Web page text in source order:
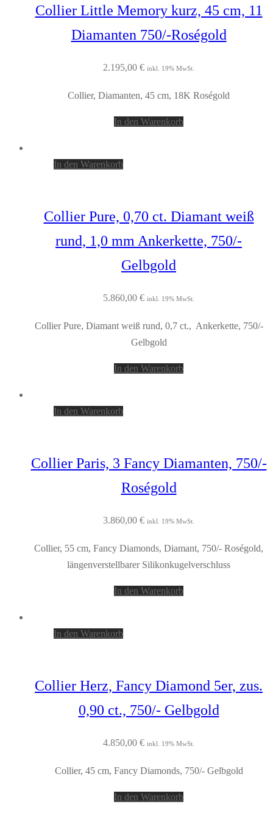
Collier Little Memory kurz, 45 cm, 11
Diamanten 750/-Roségold
2.195,00 € inkl. 19% MwSt.
Collier, Diamanten, 45 cm, 18K Roségold
In den Warenkorb
In den Warenkorb
Collier Pure, 0,70 ct. Diamant weiß
rund, 1,0 mm Ankerkette, 750/-
Gelbgold
5.860,00 € inkl. 19% MwSt.
Collier Pure, Diamant weiß rund, 0,7 ct., Ankerkette, 750/-
Gelbgold
In den Warenkorb
In den Warenkorb
Collier Paris, 3 Fancy Diamanten, 750/-
Roségold
3.860,00 € inkl. 19% MwSt.
Collier, 55 cm, Fancy Diamonds, Diamant, 750/- Roségold,
längenverstellbarer Silikonkugelverschluss
In den Warenkorb
In den Warenkorb
Collier Herz, Fancy Diamond 5er, zus.
0,90 ct., 750/- Gelbgold
4.850,00 € inkl. 19% MwSt.
Collier, 45 cm, Fancy Diamonds, 750/- Gelbgold
In den Warenkorb